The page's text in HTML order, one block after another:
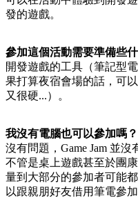
發的遊戲。
參加這個活動需要準備些
開發遊戲的工具（筆記型
果打算夜宿會場的話，可
又很硬...）。
我沒有電腦也可以參加嗎？
沒有問題，Game Jam 並
不管是桌上遊戲甚至於團
量到大部分的參加者可能
以跟親朋好友借用筆電參加